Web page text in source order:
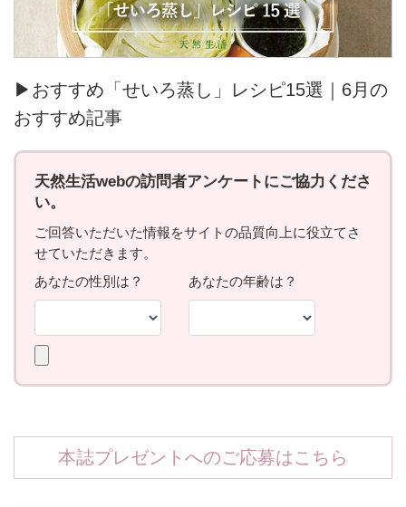
▶おすすめ「せいろ蒸し」レシピ15選｜6月の
おすすめ記事
本誌プレゼントへのご応募はこちら